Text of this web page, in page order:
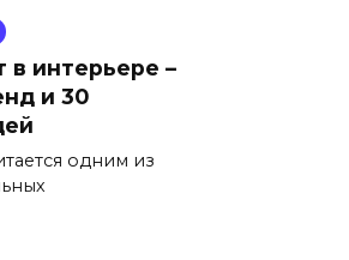
в интерьере –
и 30
одним из